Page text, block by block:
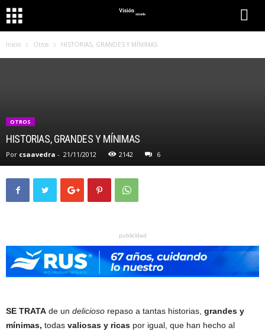
Inicio Otros HISTORIAS, GRANDES Y MÍNIMAS
OTROS
HISTORIAS, GRANDES Y MÍNIMAS
Por csaavedra - 21/11/2012 2142 6
publicidad
SE TRATA de un delicioso repaso a tantas historias, grandes y
mínimas, todas valiosas y ricas por igual, que han hecho al